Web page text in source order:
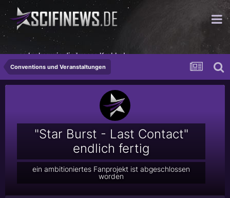
...so lecker wie die krosse Krabbe!
Conventions und Veranstaltungen
"Star Burst - Last Contact"
endlich fertig
ein ambitioniertes Fanprojekt ist abgeschlossen
worden